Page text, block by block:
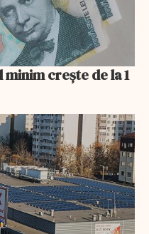
crește de la 1